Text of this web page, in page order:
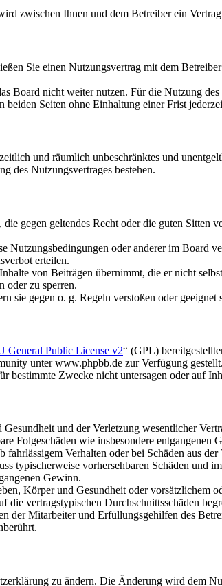
zwischen Ihnen und dem Betreiber ein
Sie einen Nutzungsvertrag mit dem
Board nicht weiter nutzen. Für die Nutzung
Seiten ohne Einhaltung einer Frist
und räumlich unbeschränktes und
des Nutzungsvertrages bestehen.
gegen geltendes Recht oder die guten Sitten
Nutzungsbedingungen oder anderer im
erteilen.
von Beiträgen übernimmt, die er nicht
oder zu sperren.
sie gegen o. g. Regeln verstoßen oder
General Public License v2“ (GPL)
unter www.phpbb.de zur Verfügung
Zwecke nicht untersagen oder auf
und der Verletzung wesentlicher
Folgeschäden wie insbesondere entgangenen
Verhalten oder bei Schäden aus
typischerweise vorhersehbaren Schäden und
Gewinn.
Körper und Gesundheit oder vorsätzlichem
vertragstypischen Durchschnittsschäden
der Mitarbeiter und Erfüllungsgehilfen des
zu ändern. Die Änderung wird dem